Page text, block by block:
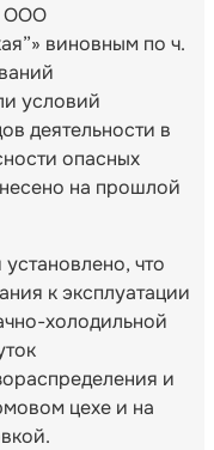
ООО
виновным по ч.
условий
деятельности в
опасных
на прошлой
что
к эксплуатации
холодильной
и
цехе и на